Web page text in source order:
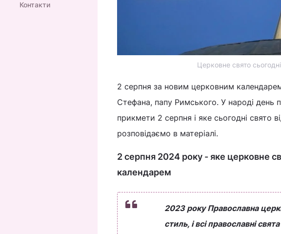
Контакти
Церковне свято
2 серпня за новим церковним
Стефана, папу Римського. У народі день
прикмети 2 серпня і яке сьогодні свято
розповідаємо в матеріалі.
2 серпня 2024 року - яке церковне
календарем
2023 року Православна
стиль, і всі православні